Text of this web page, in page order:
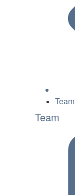
Team
Team